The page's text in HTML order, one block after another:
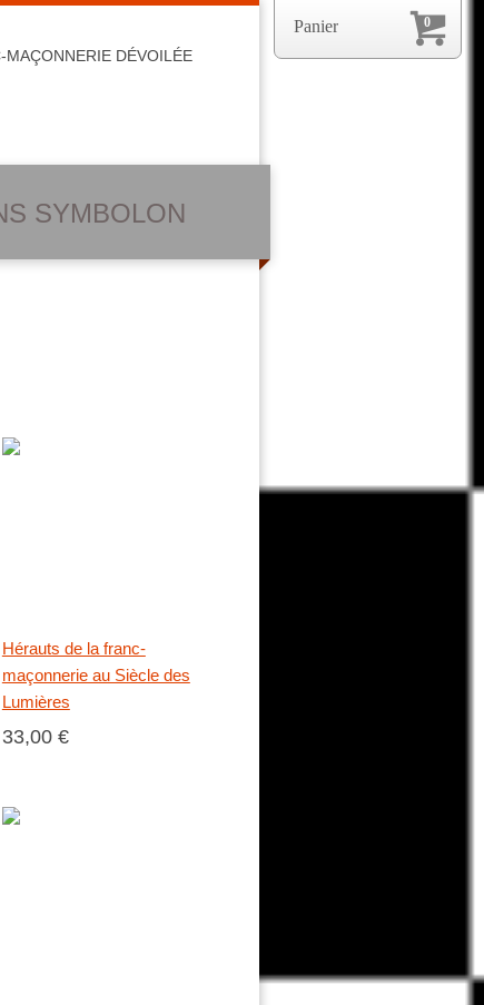
MAÇONNERIE DÉVOILÉE
SYMBOLON
Hérauts de la franc-
maçonnerie au Siècle des
Lumières
33,00 €
0
Panier